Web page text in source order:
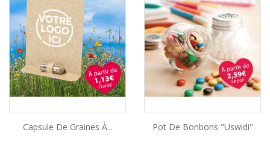
Capsule De Graines À... Pot De Bonbons "Uswidi"